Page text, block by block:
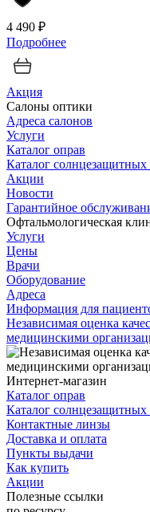
4 490 ₽
Подробнее
Акция
Салоны оптики
Адреса салонов
Услуги
Каталог оправ
Каталог солнцезащитных
Акции
Новости
Гарантийное
Офтальмологическая
Услуги
Цены
Врачи
Оборудование
Адреса
Информация для
Независимая оценка
медицинскими
Интернет-магазин
Каталог оправ
Каталог солнцезащитных
Контактные линзы
Доставка и оплата
Пункты выдачи
Как купить
Акции
Полезные ссылки